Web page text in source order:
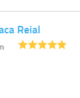
Reial